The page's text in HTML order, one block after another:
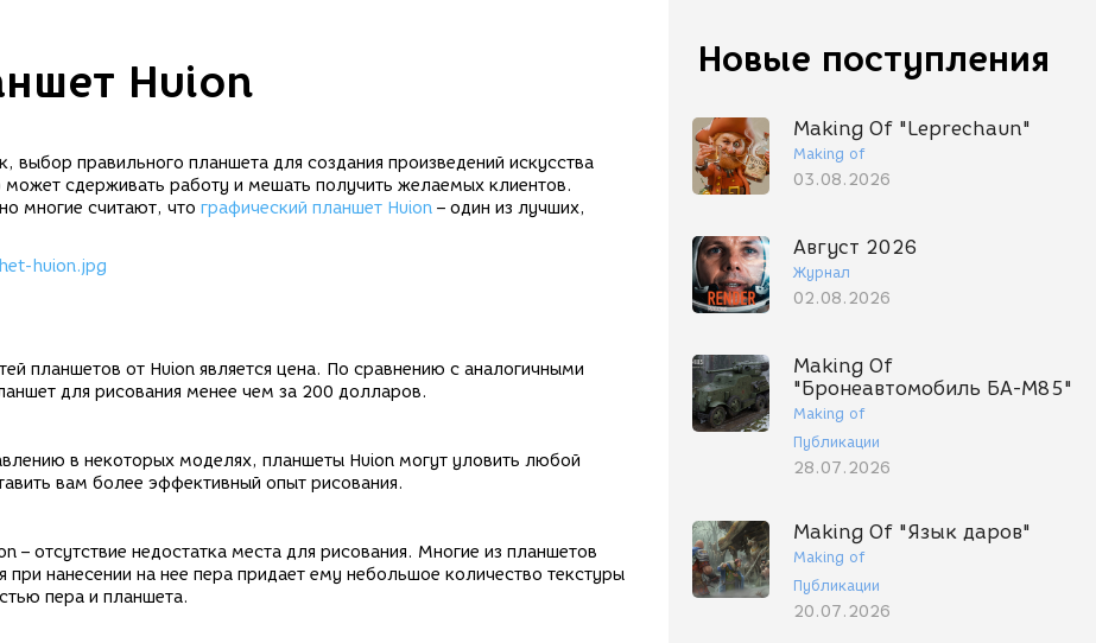
Новые поступления
Making Of "Leprechaun"
Making of
03.08.2026
Август 2026
Журнал
02.08.2026
Making Of
"Бронеавтомобиль БА-М85"
Making of
Публикации
28.07.2026
Making Of "Язык даров"
Making of
Публикации
20.07.2026
Huion
выбор правильного планшета для создания произведений искусства
сдерживать работу и мешать получить желаемых клиентов.
многие считают, что графический планшет Huion – один из лучших,
планшетов от Huion является цена. По сравнению с аналогичными
для рисования менее чем за 200 долларов.
в некоторых моделях, планшеты Huion могут уловить любой
вам более эффективный опыт рисования.
– отсутствие недостатка места для рисования. Многие из планшетов
нанесении на нее пера придает ему небольшое количество текстуры
пера и планшета.